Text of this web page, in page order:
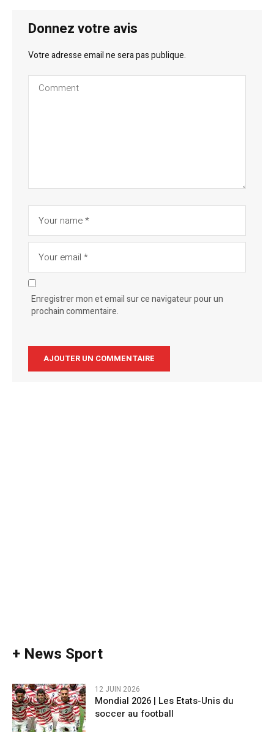
Donnez votre avis
Votre adresse email ne sera pas publique.
Enregistrer mon et email sur ce navigateur pour un
prochain commentaire.
+ News Sport
12 JUIN 2026
Mondial 2026 | Les Etats-Unis du
soccer au football